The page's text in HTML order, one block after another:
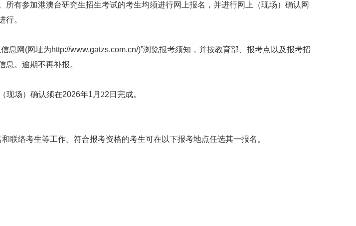
有参加港澳台研究生招生考试的考生均须进行网上报名，并进行网上（现场）确认网
行。
息网(网址为http://www.gatzs.com.cn/)”浏览报考须知，并按教育部、报考点以及报考招
。逾期不再补报。
现场）确认须在2026年1 月 22 日完成。
联络考生等工作。符合报考资格的考生可在 以下报考地点任选其一报名。